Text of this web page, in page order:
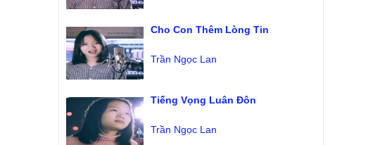
Cho Con Thêm Lòng Tin
Trần Ngọc Lan
Tiếng Vọng Luân Đôn
Trần Ngọc Lan